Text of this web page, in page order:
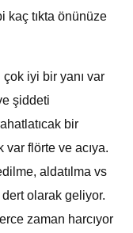
kaç tıkta önünüze
iyi bir yanı var
şiddeti
bir
flörte ve acıya.
aldatılma vs
dert olarak geliyor.
zaman harcıyor